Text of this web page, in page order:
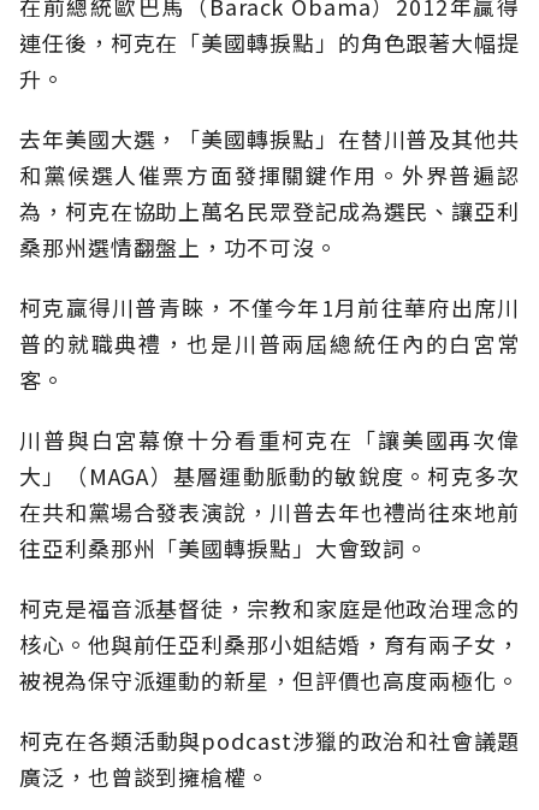
連任後，柯克在「美國轉捩點」的角色跟著大幅提
升。
去年美國大選，「美國轉捩點」在替川普及其他共
和黨候選人催票方面發揮關鍵作用。外界普遍認
為，柯克在協助上萬名民眾登記成為選民、讓亞利
桑那州選情翻盤上，功不可沒。
柯克贏得川普青睞，不僅今年1月前往華府出席川
普的就職典禮，也是川普兩屆總統任內的白宮常
客。
川普與白宮幕僚十分看重柯克在「讓美國再次偉
大」（MAGA）基層運動脈動的敏銳度。柯克多次
在共和黨場合發表演說，川普去年也禮尚往來地前
往亞利桑那州「美國轉捩點」大會致詞。
柯克是福音派基督徒，宗教和家庭是他政治理念的
核心。他與前任亞利桑那小姐結婚，育有兩子女，
被視為保守派運動的新星，但評價也高度兩極化。
柯克在各類活動與podcast涉獵的政治和社會議題
廣泛，也曾談到擁槍權。